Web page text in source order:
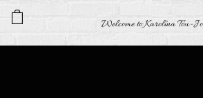
Welcome to Karolína Tou-